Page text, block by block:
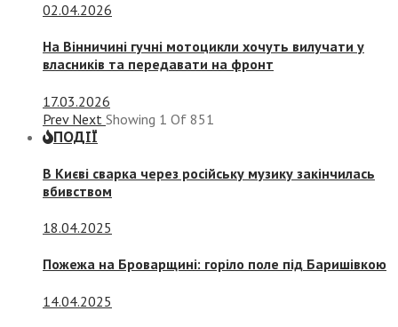
02.04.2026
На Вінничині гучні мотоцикли хочуть вилучати у
власників та передавати на фронт
17.03.2026
Prev Next Showing 1 Of 851
ПОДІЇ
В Києві сварка через російську музику закінчилась
вбивством
18.04.2025
Пожежа на Броварщині: горіло поле під Баришівкою
14.04.2025